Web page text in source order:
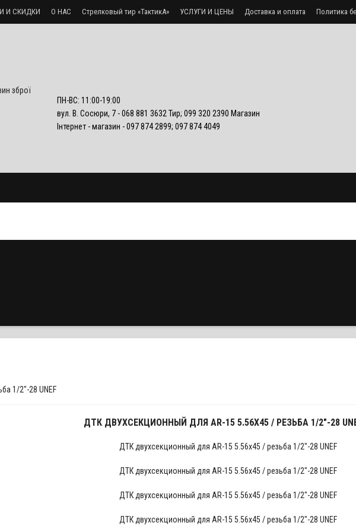
И СКИДКИ О НАС Стрелковый тир «ТактикА» УСЛУГИ И ЦЕНЫ Доставка и оплата Политика
ПН-ВС: 11:00-19:00
вул. В. Сосюри, 7 - 068 881 3632 Тир; 099 320 2390 Магазин
Інтернет - магазин - 097 874 2899; 097 874 4049
1/2"-28 UNEF
ДТК ДВУХСЕКЦИОННЫЙ ДЛЯ АR-15 5.56Х45 / РЕЗЬБА 1/2"-28